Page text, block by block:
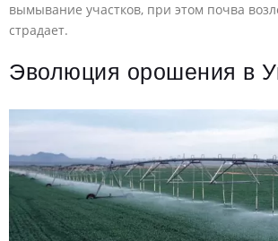
вымывание участков, при этом почва
страдает.
Эволюция орошения в